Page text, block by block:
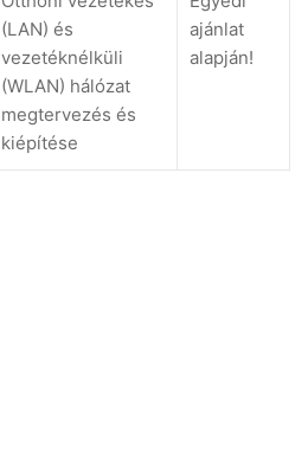
(LAN) és
vezetéknélküli
(WLAN) hálózat
megtervezés és
kiépítése
ajánlat
alapján!